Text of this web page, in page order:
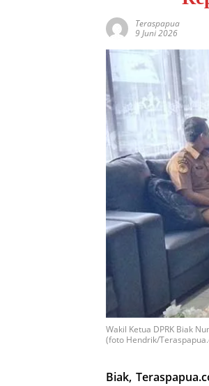
Teraspapua
9 Juni 2026
Wakil Ketua DPRK Biak
(foto Hendrik/
Biak,